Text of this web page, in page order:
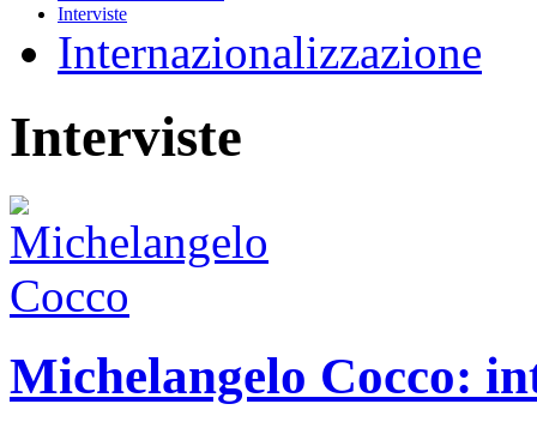
Interviste
Internazionalizzazione
Interviste
Michelangelo Cocco: